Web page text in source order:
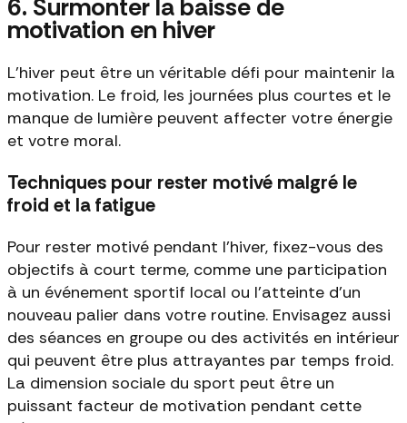
6. Surmonter la baisse de
motivation en hiver
L’hiver peut être un véritable défi pour maintenir la
motivation. Le froid, les journées plus courtes et le
manque de lumière peuvent affecter votre énergie
et votre moral.
Techniques pour rester motivé malgré le
froid et la fatigue
Pour rester motivé pendant l'hiver, fixez-vous des
objectifs à court terme, comme une participation
à un événement sportif local ou l'atteinte d'un
nouveau palier dans votre routine. Envisagez aussi
des séances en groupe ou des activités en intérieur
qui peuvent être plus attrayantes par temps froid.
La dimension sociale du sport peut être un
puissant facteur de motivation pendant cette